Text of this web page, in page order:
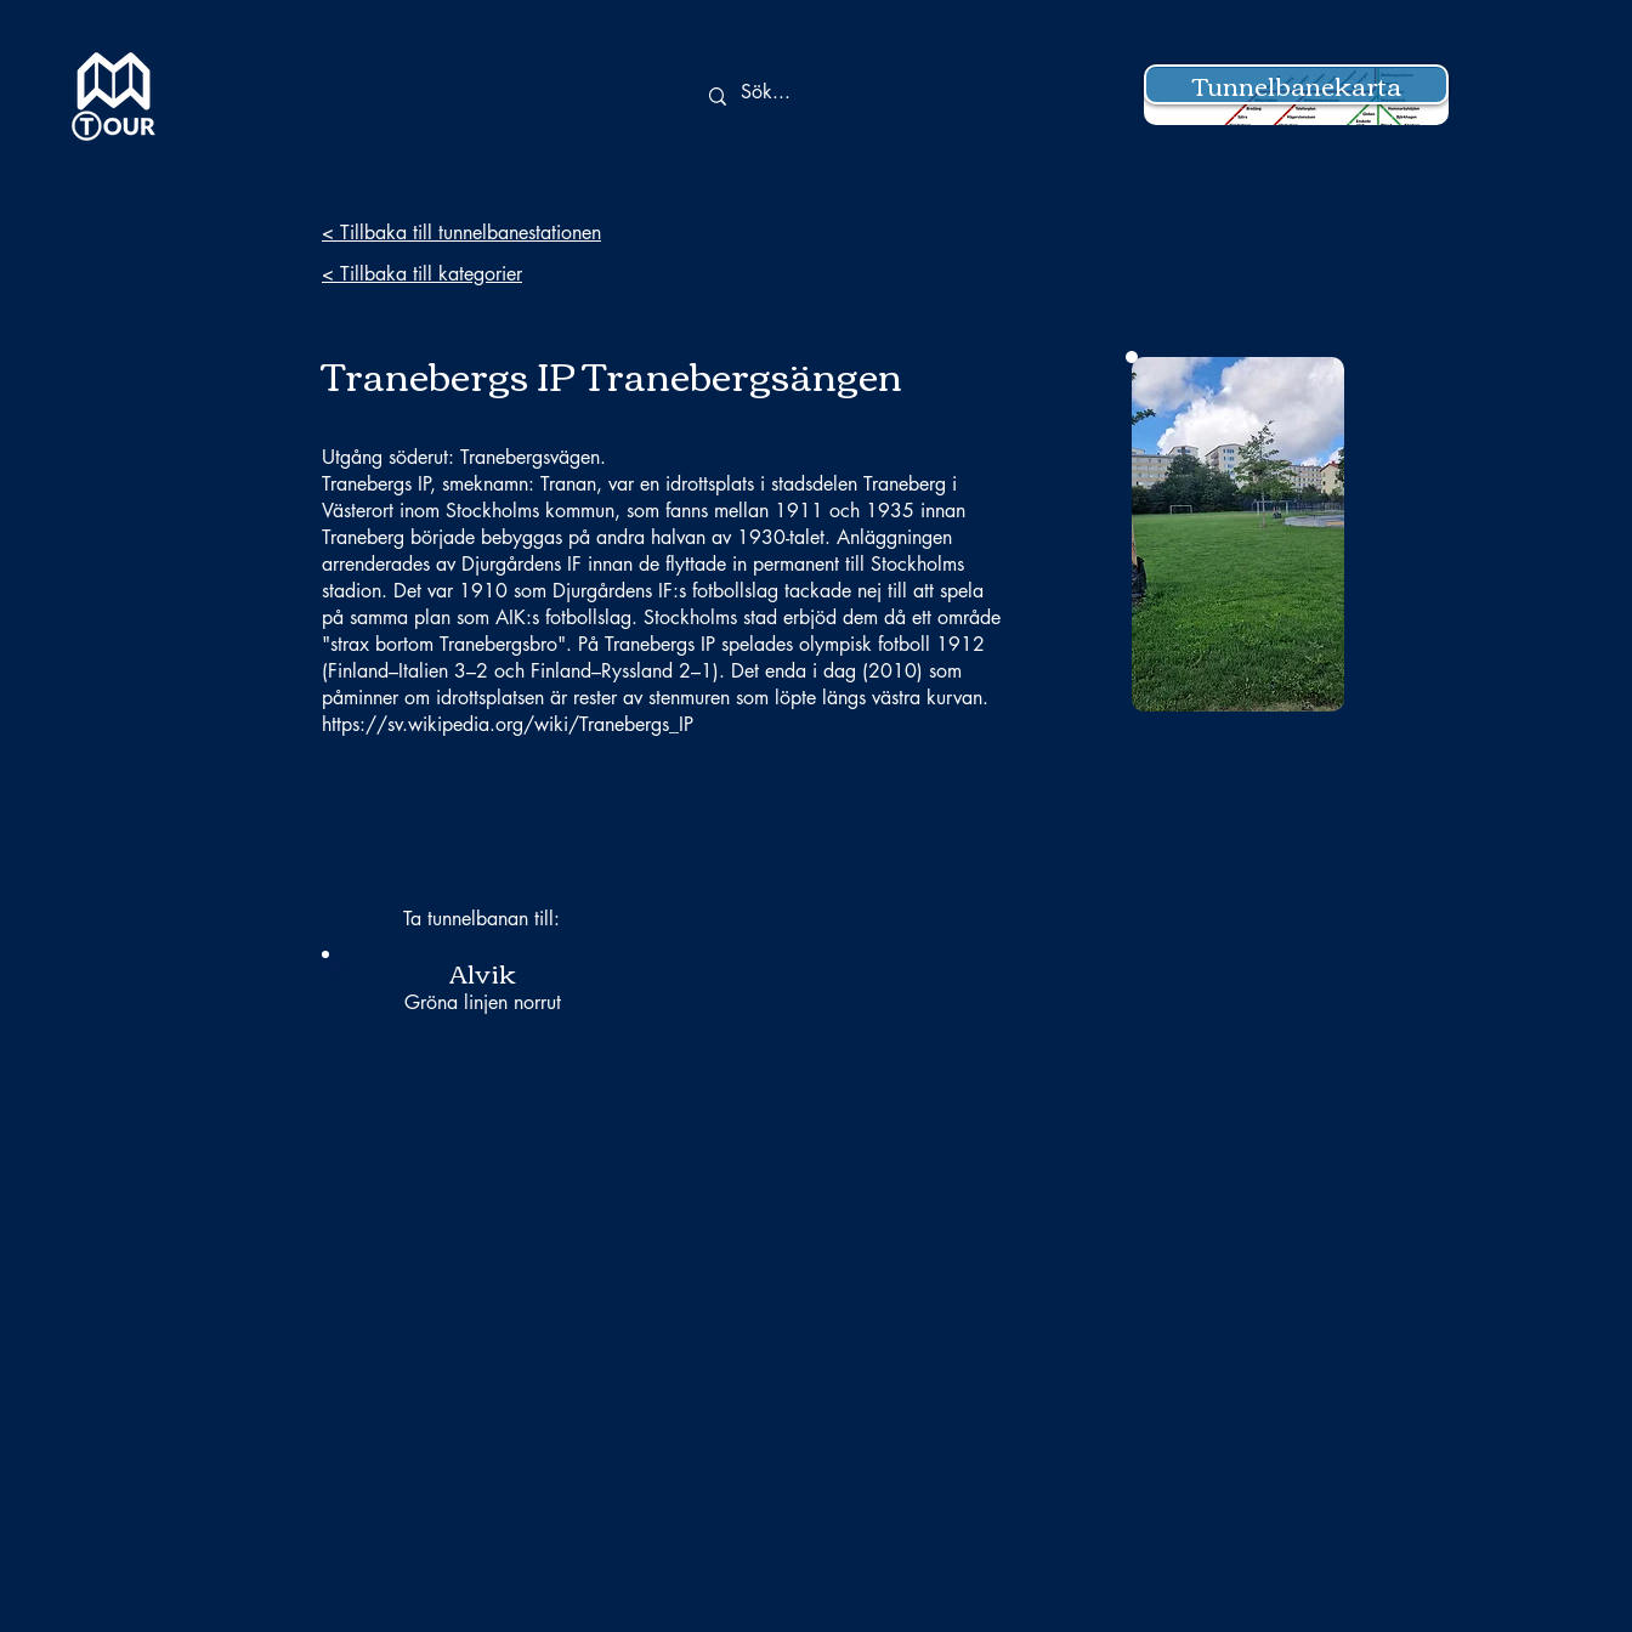
Tunnelbanekarta
< Tillbaka till tunnelbanestationen
< Tillbaka till kategorier
Tranebergs IP Tranebergsängen
Utgång söderut: Tranebergsvägen.
Tranebergs IP, smeknamn: Tranan, var en idrottsplats i stadsdelen Traneberg i
Västerort inom Stockholms kommun, som fanns mellan 1911 och 1935 innan
Traneberg började bebyggas på andra halvan av 1930-talet. Anläggningen
arrenderades av Djurgårdens IF innan de flyttade in permanent till Stockholms
stadion. Det var 1910 som Djurgårdens IF:s fotbollslag tackade nej till att spela
på samma plan som AIK:s fotbollslag. Stockholms stad erbjöd dem då ett område
"strax bortom Tranebergsbro". På Tranebergs IP spelades olympisk fotboll 1912
(Finland–Italien 3–2 och Finland–Ryssland 2–1). Det enda i dag (2010) som
påminner om idrottsplatsen är rester av stenmuren som löpte längs västra kurvan.
https://sv.wikipedia.org/wiki/Tranebergs_IP
Bild saknas
Ta tunnelbanan till:
Alvik
Gröna linjen norrut